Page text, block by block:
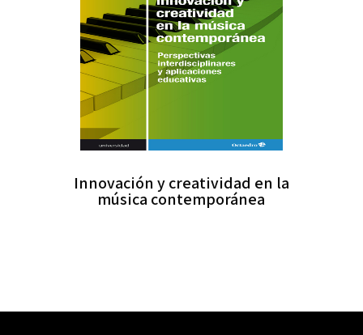
Innovación y creatividad en la
música contemporánea